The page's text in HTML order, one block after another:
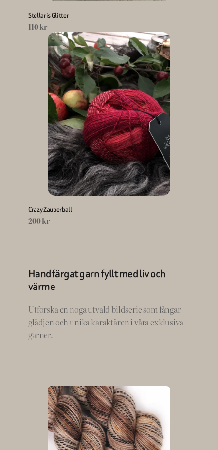
Stellaris Glitter
110 kr
Crazy Zauberball
200 kr
Handfärgat garn fyllt med liv och
värme
Utforska en noga utvald bildserie som fångar
glädjen och unika karaktären i våra exklusiva
garner.